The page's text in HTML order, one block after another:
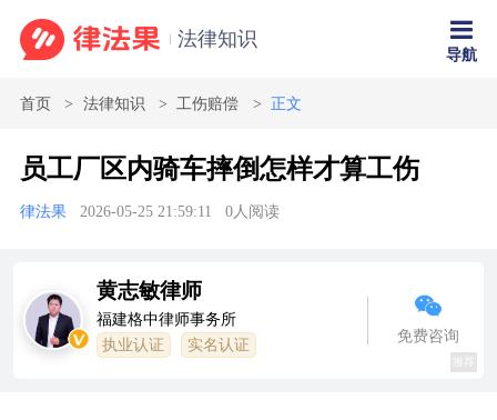
法律知识
导航
首页 法律知识 工伤赔偿 正文
员工厂区内骑车摔倒怎样才算工伤
律法果 2026-05-25 21:59:11 0人阅读
黄志敏律师
福建格中律师事务所
执业认证 实名认证
免费咨询